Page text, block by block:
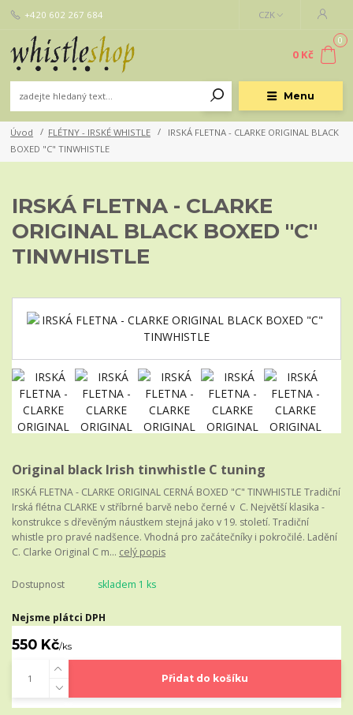
Menu
CZK
+420 602 267 684
0
0 Kč
Úvod FLÉTNY - IRSKÉ WHISTLE
IRSKÁ FLETNA - CLARKE ORIGINAL BLACK
BOXED "C" TINWHISTLE
IRSKÁ FLETNA - CLARKE
ORIGINAL BLACK BOXED "C"
TINWHISTLE
Original black Irish tinwhistle C tuning
IRSKÁ FLETNA - CLARKE ORIGINAL CERNÁ BOXED "C" TINWHISTLE Tradiční
Irská flétna CLARKE v stříbrné barvě nebo černé v C. Největší klasika -
konstrukce s dřevěným náustkem stejná jako v 19. století. Tradiční
whistle pro pravé nadšence. Vhodná pro začátečníky i pokročilé. Ladění
C. Clarke Original C m... celý popis
Dostupnost skladem 1 ks
Nejsme plátci DPH
550 Kč/ks
Přidat do košíku